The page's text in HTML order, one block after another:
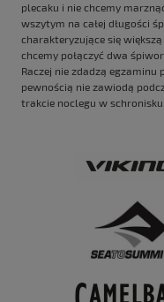
plecaku i nie chcemy
wszytym na całej długości
charakteryzujące się
chcemy połączyć dwa
Raczej nie zdadzą
pewnością nie zawiodą
trakcie noclegu w schronisku.